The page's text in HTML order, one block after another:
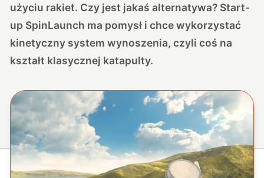
użyciu rakiet. Czy jest jakaś alternatywa? Start-
up SpinLaunch ma pomysł i chce wykorzystać
kinetyczny system wynoszenia, czyli coś na
kształt klasycznej katapulty.